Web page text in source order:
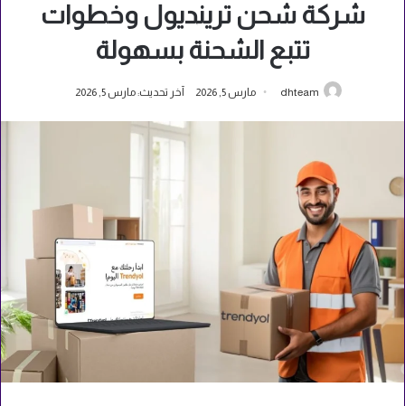
شركة شحن ترينديول وخطوات
تتبع الشحنة بسهولة
dhteam مارس 5, 2026 آخر تحديث: مارس 5, 2026